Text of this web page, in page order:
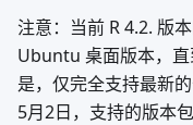
注意：当前 R 4.2. 版
Ubuntu 桌面版本，
是，仅完全支持最新
5月2日，支持的版本